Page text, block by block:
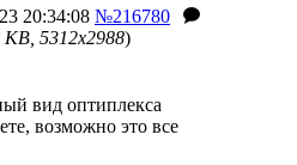
20:34:08 №216780
KB, 5312x2988)
вид оптиплекса
возможно это все